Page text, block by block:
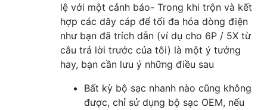
lệ với một cảnh báo- Trong khi trộn và kết
hợp các dây cáp để tối đa hóa dòng điện
như bạn đã trích dẫn (ví dụ cho 6P / 5X từ
câu trả lời trước của tôi) là một ý tưởng
hay, bạn cần lưu ý những điều sau
Bất kỳ bộ sạc nhanh nào cũng không
được, chỉ sử dụng bộ sạc OEM, nếu